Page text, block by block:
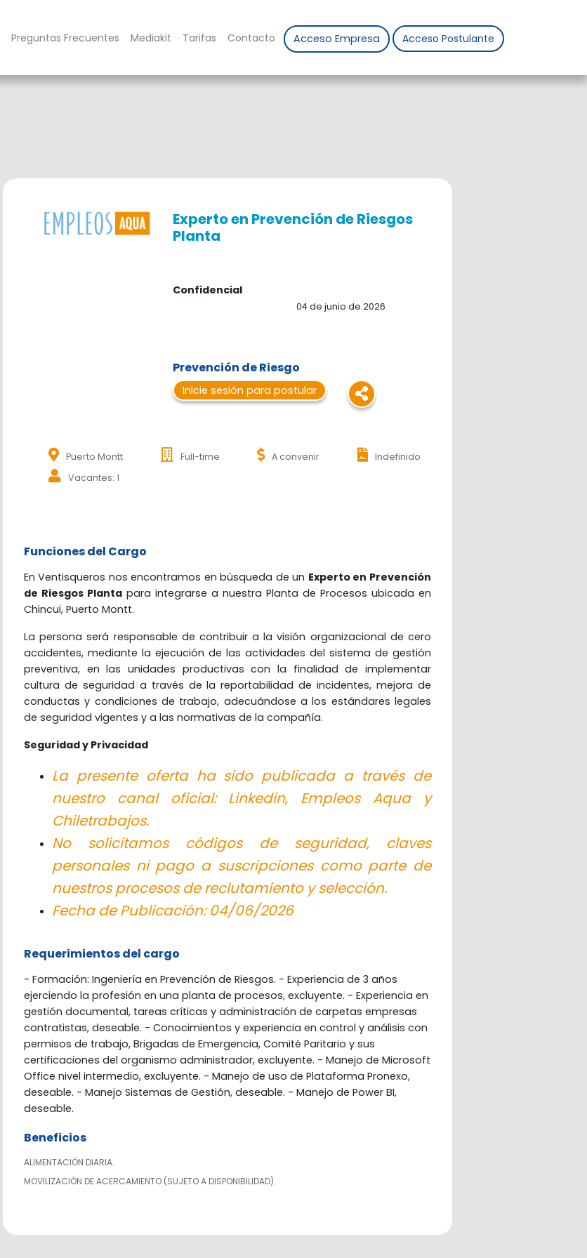
Preguntas Frecuentes Mediakit Tarifas Contacto Acceso Empresa Acceso Postulante
Experto en Prevención de Riesgos
Planta
Confidencial
04 de junio de 2026
Prevención de Riesgo
Inicie sesión para postular
Puerto Montt Full-time A convenir
Indefinido
Vacantes: 1
Funciones del Cargo
En Ventisqueros nos encontramos en búsqueda de un Experto en Prevención
de Riesgos Planta para integrarse a nuestra Planta de Procesos ubicada en
Chincui, Puerto Montt.
La persona será responsable de contribuir a la visión organizacional de cero
accidentes, mediante la ejecución de las actividades del sistema de gestión
preventiva, en las unidades productivas con la finalidad de implementar
cultura de seguridad a través de la reportabilidad de incidentes, mejora de
conductas y condiciones de trabajo, adecuándose a los estándares legales
de seguridad vigentes y a las normativas de la compañía.
Seguridad y Privacidad
La presente oferta ha sido publicada a través de
nuestro canal oficial: Linkedin, Empleos Aqua y
Chiletrabajos.
No solicitamos códigos de seguridad, claves
personales ni pago a suscripciones como parte de
nuestros procesos de reclutamiento y selección.
Fecha de Publicación: 04/06/2026
Requerimientos del cargo
- Formación: Ingeniería en Prevención de Riesgos. - Experiencia de 3 años
ejerciendo la profesión en una planta de procesos, excluyente. - Experiencia en
gestión documental, tareas críticas y administración de carpetas empresas
contratistas, deseable. - Conocimientos y experiencia en control y análisis con
permisos de trabajo, Brigadas de Emergencia, Comité Paritario y sus
certificaciones del organismo administrador, excluyente. - Manejo de Microsoft
Office nivel intermedio, excluyente. - Manejo de uso de Plataforma Pronexo,
deseable. - Manejo Sistemas de Gestión, deseable. - Manejo de Power BI,
deseable.
Beneficios
ALIMENTACIÓN DIARIA.
MOVILIZACIÓN DE ACERCAMIENTO (SUJETO A DISPONIBILIDAD).